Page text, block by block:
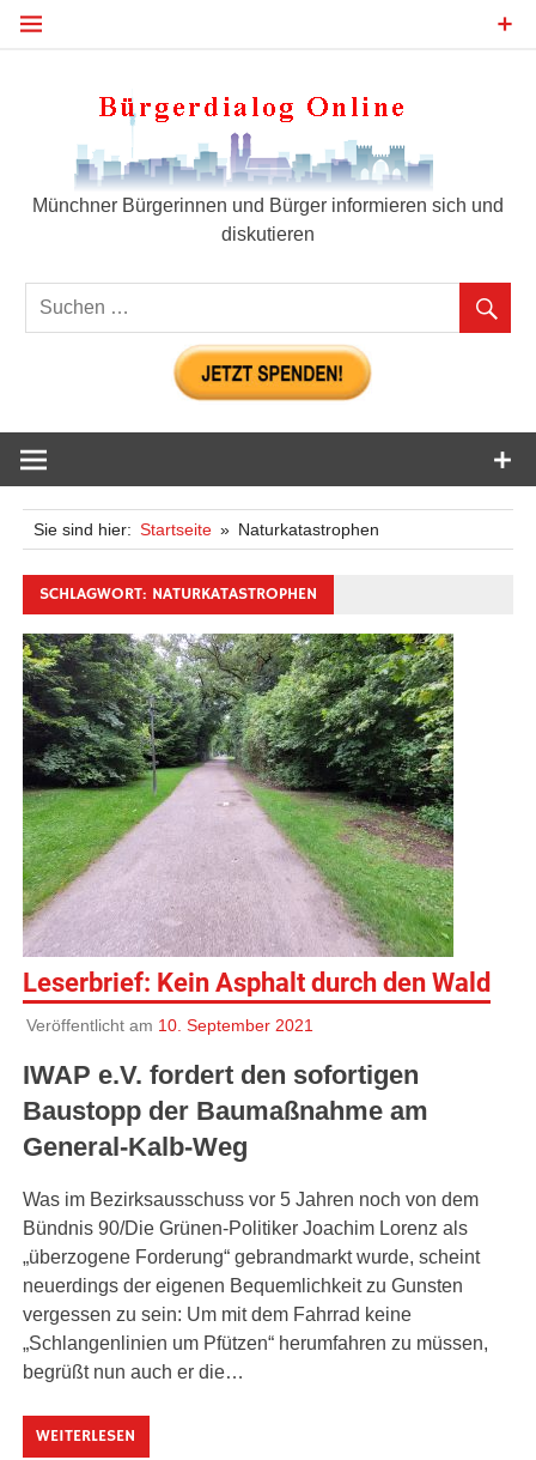
Zum
Münchner Bürgerinnen und Bürger informieren sich und
diskutieren
Sie sind hier: Startseite Naturkatastrophen
SCHLAGWORT: NATURKATASTROPHEN
Leserbrief: Kein Asphalt durch den Wald
Veröffentlicht am 10. September 2021
IWAP e.V. fordert den sofortigen
Baustopp der Baumaßnahme am
General-Kalb-Weg
Was im Bezirksausschuss vor 5 Jahren noch von dem
Bündnis 90/Die Grünen-Politiker Joachim Lorenz als
„überzogene Forderung“ gebrandmarkt wurde, scheint
neuerdings der eigenen Bequemlichkeit zu Gunsten
vergessen zu sein: Um mit dem Fahrrad keine
„Schlangenlinien um Pfützen“ herumfahren zu müssen,
begrüßt nun auch er die…
WEITERLESEN